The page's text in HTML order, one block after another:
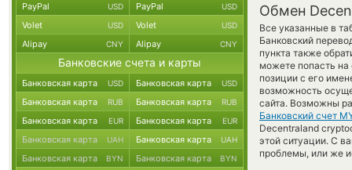
Обмен
Все указанные в
Банковский
пункта также
можете попасть
позиции с его
возможность
сайта. Возможны
Банковский счет
Decentraland
этой ситуации. С
проблемы, или же
PayPal USD PayPal USD
Volet USD Volet USD
Alipay CNY Alipay CNY
Банковские счета и карты
Банковская карта USD Банковская карта USD
Банковская карта RUB Банковская карта RUB
Банковская карта EUR Банковская карта EUR
Банковская карта UAH Банковская карта UAH
Банковская карта BYN Банковская карта BYN